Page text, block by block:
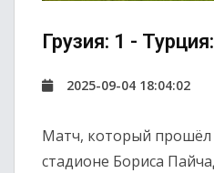
Грузия: 1 -
2025-09-04 18:04:02
Матч, который
стадионе Бориса